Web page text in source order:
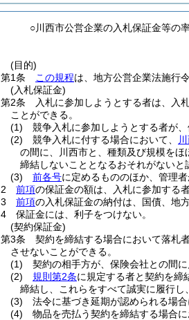
○川西市公営企業の入札保証金等の
(目的)
第1条
この規程は、地方公営企業法施行
(入札保証金)
第2条
入札に参加しようとする者は、入
ことができる。
(1)
競争入札に参加しようとする者が
(2)
競争入札に付する場合において、
の間に、川西市と、種類及び規模を
締結しないこととなるおそれがないと
(3)
前各号に定めるもののほか、管理
2
前項の保証金の額は、入札に参加する
3
前項の入札保証金の納付は、国債、地
4
保証金には、利子をつけない。
(契約保証金)
第3条
契約を締結する場合において落札
させないことができる。
(1)
契約の相手方が、保険会社との間
(2)
規則第2条に規定する者と契約を締
締結し、これらをすべて誠実に履行
(3)
法令に基づき延期が認められる場
(4)
物品を売払う契約を締結する場合